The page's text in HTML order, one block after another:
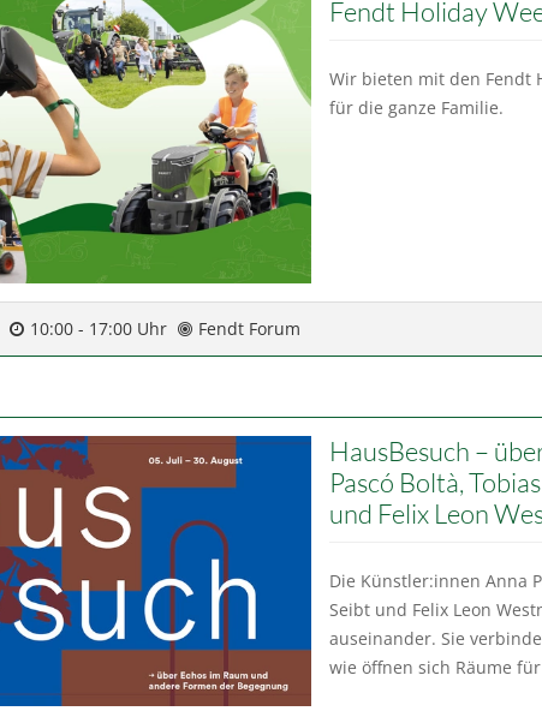
Fendt Holiday
Wir bieten mit den Fendt
für die ganze Familie.
10:00 - 17:00 Uhr Fendt Forum
HausBesuch –
Pascó Boltà,
und Felix Leon
Die Künstler:innen Anna
Seibt und Felix Leon
auseinander. Sie
wie öffnen sich Räume